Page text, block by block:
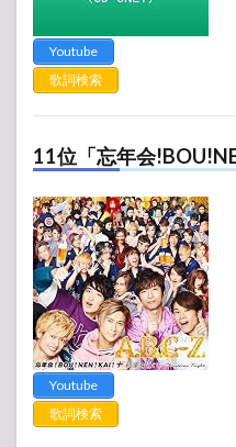
Youtube
歌詞検索
11位「忘年会
Youtube
歌詞検索